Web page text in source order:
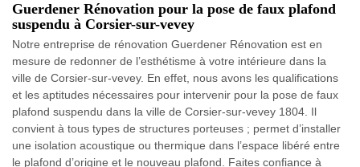
Guerdener Rénovation pour la pose de faux plafond
suspendu à Corsier-sur-vevey
Notre entreprise de rénovation Guerdener Rénovation est en
mesure de redonner de l’esthétisme à votre intérieure dans la
ville de Corsier-sur-vevey. En effet, nous avons les qualifications
et les aptitudes nécessaires pour intervenir pour la pose de faux
plafond suspendu dans la ville de Corsier-sur-vevey 1804. Il
convient à tous types de structures porteuses ; permet d’installer
une isolation acoustique ou thermique dans l’espace libéré entre
le plafond d’origine et le nouveau plafond. Faites confiance à